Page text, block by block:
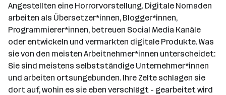
Angestellten eine Horrorvorstellung. Digitale Nomaden
arbeiten als Übersetzer*innen, Blogger*innen,
Programmierer*innen, betreuen Social Media Kanäle
oder entwickeln und vermarkten digitale Produkte. Was
sie von den meisten Arbeitnehmer*innen unterscheidet:
Sie sind meistens selbstständige Unternehmer*innen
und arbeiten ortsungebunden. Ihre Zelte schlagen sie
dort auf, wohin es sie eben verschlägt - gearbeitet wird